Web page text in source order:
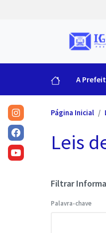
A
Página Inicial
Leis
Filtrar
Palavra-chave